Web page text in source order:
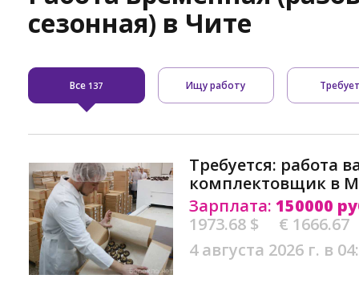
сезонная) в Чите
Все 137 Ищу работу
Требуется: работа
комплектовщик в
Зарплата: 150000
1973.68 $
€ 1666.67
4 августа 2026 г. в